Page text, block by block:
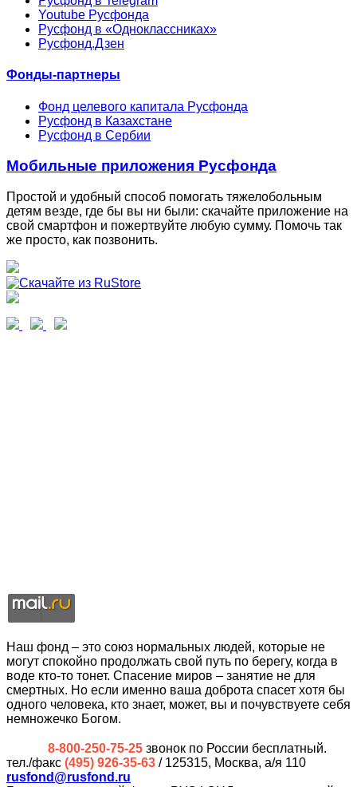
Youtube Русфонда
Русфонд в «Одноклассниках»
Русфонд.Дзен
Фонды-партнеры
Фонд целевого капитала Русфонда
Русфонд в Казахстане
Русфонд в Сербии
Мобильные приложения Русфонда
Простой и удобный способ помогать тяжелобольным
детям везде, где бы вы ни были: скачайте приложение на
свой смартфон и пожертвуйте любую сумму. Помочь так
же просто, как позвонить.
Наш фонд – это союз нормальных людей, которые не
могут спокойно продолжать свой путь по берегу, когда в
воде кто-то тонет. Спасение миров – занятие не для
смертных. Но если именно ваша доброта спасет хотя бы
одного человека, кто знает, может, вы и почувствуете себя
немножечко Богом.
8-800-250-75-25 звонок по России бесплатный.
тел./факс (495) 926-35-63 / 125315, Москва, а/я 110
rusfond@rusfond.ru